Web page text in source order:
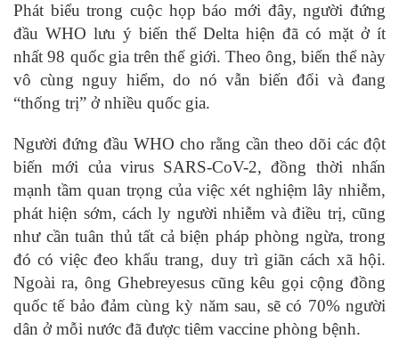
Phát biểu trong cuộc họp báo mới đây, người đứng
đầu WHO lưu ý biến thể Delta hiện đã có mặt ở ít
nhất 98 quốc gia trên thế giới. Theo ông, biến thể này
vô cùng nguy hiểm, do nó vẫn biến đổi và đang
“thống trị” ở nhiều quốc gia.
Người đứng đầu WHO cho rằng cần theo dõi các đột
biến mới của virus SARS-CoV-2, đồng thời nhấn
mạnh tầm quan trọng của việc xét nghiệm lây nhiễm,
phát hiện sớm, cách ly người nhiễm và điều trị, cũng
như cần tuân thủ tất cả biện pháp phòng ngừa, trong
đó có việc đeo khẩu trang, duy trì giãn cách xã hội.
Ngoài ra, ông Ghebreyesus cũng kêu gọi cộng đồng
quốc tế bảo đảm cùng kỳ năm sau, sẽ có 70% người
dân ở mỗi nước đã được tiêm vaccine phòng bệnh.